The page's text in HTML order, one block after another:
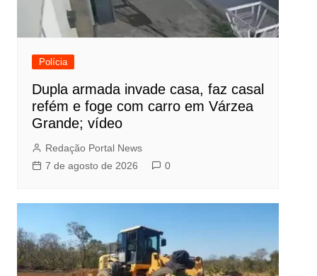
Polícia
Dupla armada invade casa, faz casal
refém e foge com carro em Várzea
Grande; vídeo
Redação Portal News
7 de agosto de 2026
0